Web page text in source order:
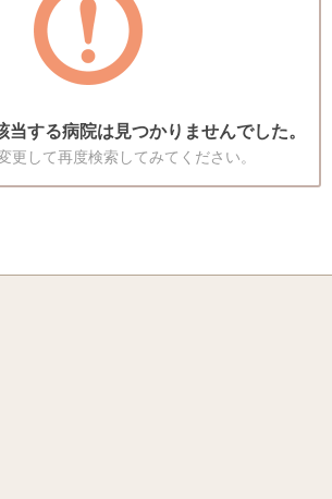
当する病院は見つかりませんでした。
更して再度検索してみてください。